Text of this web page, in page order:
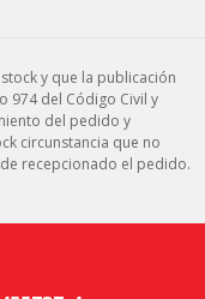
y que la publicación
974 del Código Civil y
del pedido y
circunstancia que no
recepcionado el pedido.